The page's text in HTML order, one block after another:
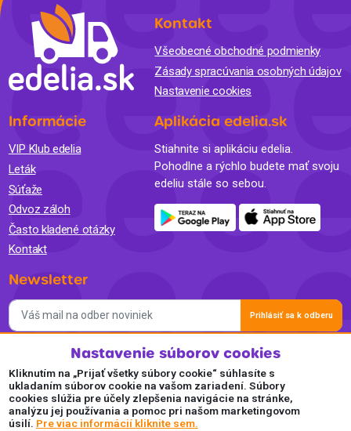
Kontakt
Všeobecné obchodné podmienky
Zásady spracúvania osobných údajov
Nastavenie cookies
Informácie
VIP Klub edelia
Leták
Súťaže
Odvoz záloh
Často kladené otázky
Kontakt
Aplikácia edelia.sk
Stiahnite si aplikáciu edelia.
Pohodlne a rýchlo budete mať svoju
edeliu stále so sebou.
Newsletter
Prihlásiť sa k odberu
Súhlasím so spracovaním osobných údajov a so zasielaním
newslettra na marketingové účely a oboznámil som sa so
Zásadami ochrany osobných údajov.
Akceptujeme
Nastavenie súborov cookies
Kliknutím na „Prijať všetky súbory cookie“ súhlasíte s
ukladaním súborov cookie na vašom zariadení. Súbory
cookies slúžia pre účely zlepšenia navigácie na stránke,
analýzu jej používania a pomoc pri našom marketingovom
úsilí. Pre viac informácií kliknite sem.